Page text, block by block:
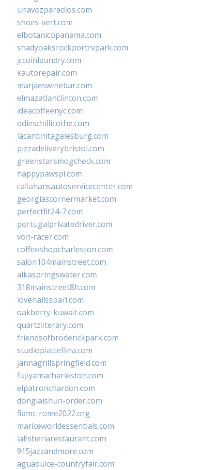
unavozparadios.com
shoes-vert.com
elbotanicopanama.com
shadyoaksrockportrvpark.com
jccoinlaundry.com
kautorepair.com
marjaeswinebar.com
elmazatlanclinton.com
ideacoffeenyc.com
odieschillicothe.com
lacantinitagalesburg.com
pizzadeliverybristol.com
greenstarsmogcheck.com
happypawspl.com
callahansautoservicecenter.com
georgiascornermarket.com
perfectfit24-7.com
portugalprivatedriver.com
von-racer.com
coffeeshopcharleston.com
salon104mainstreet.com
alkaspringswater.com
318mainstreet8h.com
lovenailsspari.com
oakberry-kuwait.com
quartzliterary.com
friendsofbroderickpark.com
studiopiattellina.com
jannagrillspringfield.com
fujiyamacharleston.com
elpatronchardon.com
donglaishun-order.com
fiamc-rome2022.org
mariceworldessentials.com
lafisheriarestaurant.com
915jazzandmore.com
aguadulce-countryfair.com